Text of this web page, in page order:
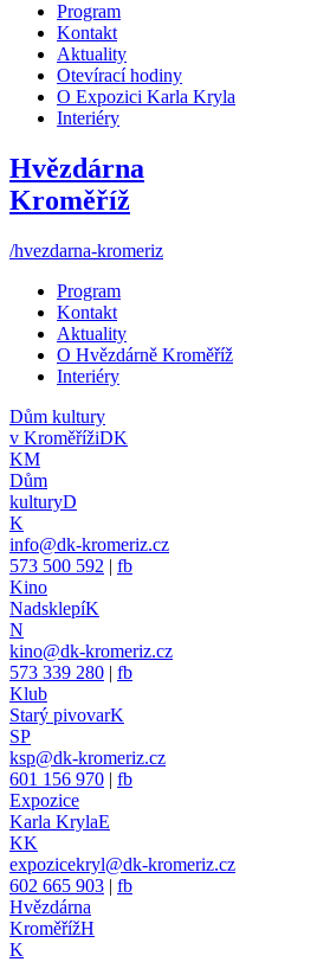
Program
Kontakt
Aktuality
Otevírací hodiny
O Expozici Karla Kryla
Interiéry
Hvězdárna
Kroměříž
/hvezdarna-kromeriz
Program
Kontakt
Aktuality
O Hvězdárně Kroměříž
Interiéry
Dům kultury
v KroměřížiDK
KM
Dům
kulturyD
K
info@dk-kromeriz.cz
573 500 592 | fb
Kino
NadsklepíK
N
kino@dk-kromeriz.cz
573 339 280 | fb
Klub
Starý pivovarK
SP
ksp@dk-kromeriz.cz
601 156 970 | fb
Expozice
Karla KrylaE
KK
expozicekryl@dk-kromeriz.cz
602 665 903 | fb
Hvězdárna
KroměřížH
K